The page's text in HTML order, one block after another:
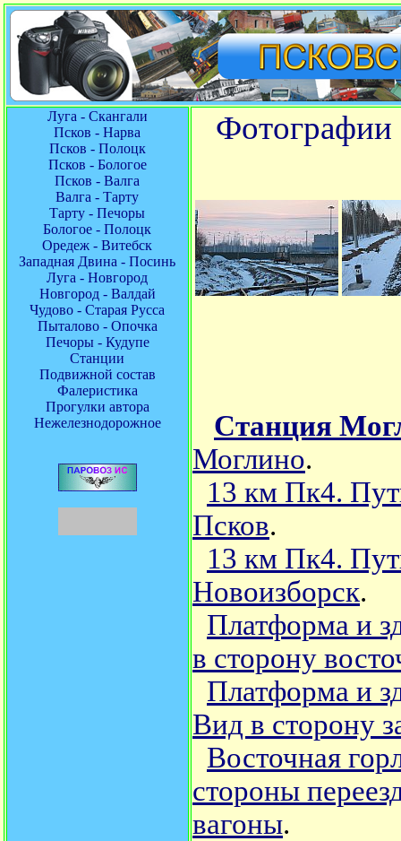
Луга - Скангали
Псков - Нарва
Псков - Полоцк
Псков - Бологое
Псков - Валга
Валга - Тарту
Тарту - Печоры
Бологое - Полоцк
Оредеж - Витебск
Западная Двина - Посинь
Луга - Новгород
Новгород - Валдай
Чудово - Старая Русса
Пыталово - Опочка
Печоры - Кудупе
Станции
Подвижной состав
Фалеристика
Прогулки автора
Нежелезнодорожное
Фотографии
Станция
Моглино.
13 км Пк4.
Псков.
13 км Пк4.
Новоизборск.
Платформа и
в сторону
Платформа и
Вид в сторону
Восточная
стороны
вагоны.